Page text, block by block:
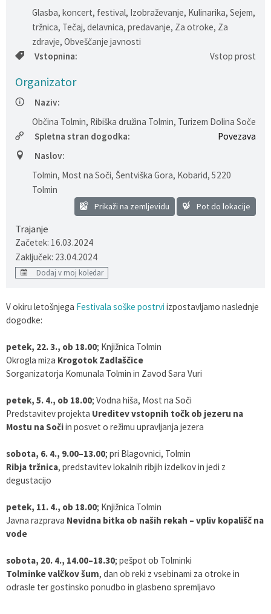
Glasba, koncert, festival, Izobraževanje, Kulinarika, Sejem,
tržnica, Tečaj, delavnica, predavanje, Za otroke, Za
zdravje, Obveščanje javnosti
Vstopnina:
Vstop prost
Organizator
Naziv:
Občina Tolmin, Ribiška družina Tolmin, Turizem Dolina Soče
Spletna stran dogodka:
Povezava
Naslov:
Tolmin, Most na Soči, Šentviška Gora, Kobarid, 5220
Tolmin
Prikaži na zemljevidu Pot do lokacije
Trajanje
Začetek: 16.03.2024
Zaključek: 23.04.2024
Dodaj v moj koledar
V okiru letošnjega Festivala soške postrvi izpostavljamo naslednje
dogodke:
petek, 22. 3., ob 18.00; Knjižnica Tolmin
Okrogla miza Krogotok Zadlaščice
Sorganizatorja Komunala Tolmin in Zavod Sara Vuri
petek, 5. 4., ob 18.00; Vodna hiša, Most na Soči
Predstavitev projekta Ureditev vstopnih točk ob jezeru na
Mostu na Sočiin posvet o režimu upravljanja jezera
sobota, 6. 4., 9.00–13.00; pri Blagovnici, Tolmin
Ribja tržnica, predstavitev lokalnih ribjih izdelkov in jedi z
degustacijo
petek, 11. 4., ob 18.00; Knjižnica Tolmin
Javna razprava Nevidna bitka ob naših rekah – vpliv kopališč na
vode
sobota, 20. 4., 14.00–18.30; pešpot ob Tolminki
Tolminke valčkov šum, dan ob reki z vsebinami za otroke in
odrasle ter gostinsko ponudbo in glasbeno spremljavo
Varstvo osebnih podatkov
Katalog informacij javnega značaja
Občinska volilna komisija
Svet za preventivo in vzgojo v cestnem prometu
Viri pomoči za področje duševnega zdravja
En Svet EKO sklad
Varuhov kotiček